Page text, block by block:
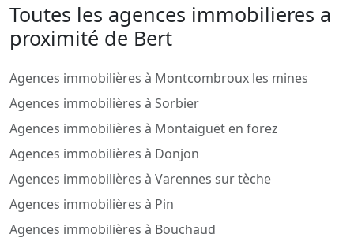
Toutes les agences immobilieres a
proximité de Bert
Agences immobilières à Montcombroux les mines
Agences immobilières à Sorbier
Agences immobilières à Montaiguët en forez
Agences immobilières à Donjon
Agences immobilières à Varennes sur tèche
Agences immobilières à Pin
Agences immobilières à Bouchaud